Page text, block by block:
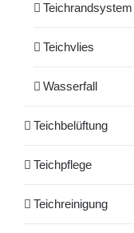
Teichrandsystem
Teichvlies
Wasserfall
Teichbelüftung
Teichpflege
Teichreinigung